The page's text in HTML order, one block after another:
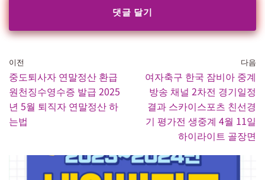
이전
중도퇴사자 연말정산 환급
원천징수영수증 발급 2025
년 5월 퇴직자 연말정산 하
는법
다음
여자축구 한국 잠비아 중계
방송 채널 2차전 경기일정
결과 스카이스포츠 친선경
기 평가전 생중계 4월 11일
하이라이트 골장면